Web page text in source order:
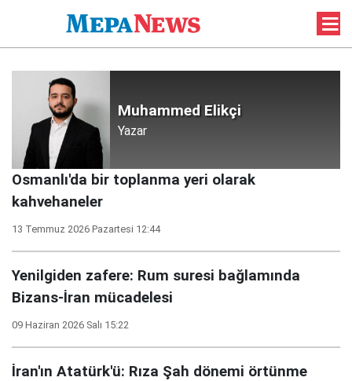
Muhammed Elikçi
Yazar
Osmanlı'da bir toplanma yeri olarak
kahvehaneler
13 Temmuz 2026 Pazartesi 12:44
Yenilgiden zafere: Rum suresi bağlamında
Bizans-İran mücadelesi
09 Haziran 2026 Salı 15:22
İran'ın Atatürk'ü: Rıza Şah dönemi örtünme